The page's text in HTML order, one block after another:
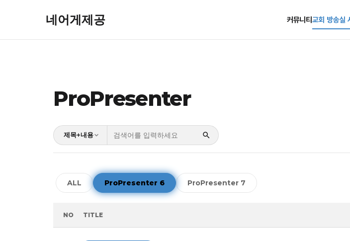
네어게제공 커뮤니티교회 방송실
ProPresenter
제목+내용
ALL ProPresenter 6 ProPresenter 7
NO TITLE